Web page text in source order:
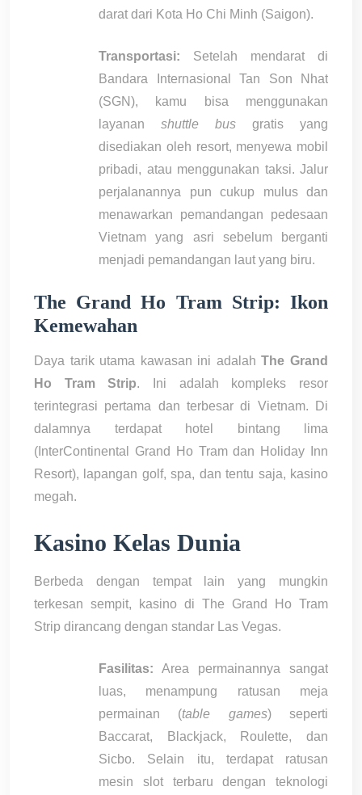
darat dari Kota Ho Chi Minh (Saigon).
Transportasi: Setelah mendarat di
Bandara Internasional Tan Son Nhat
(SGN), kamu bisa menggunakan
layanan shuttle bus gratis yang
disediakan oleh resort, menyewa mobil
pribadi, atau menggunakan taksi. Jalur
perjalanannya pun cukup mulus dan
menawarkan pemandangan pedesaan
Vietnam yang asri sebelum berganti
menjadi pemandangan laut yang biru.
The Grand Ho Tram Strip: Ikon
Kemewahan
Daya tarik utama kawasan ini adalahThe Grand
Ho Tram Strip. Ini adalah kompleks resor
terintegrasi pertama dan terbesar di Vietnam. Di
dalamnya terdapat hotel bintang lima
(InterContinental Grand Ho Tram dan Holiday Inn
Resort), lapangan golf, spa, dan tentu saja, kasino
megah.
Kasino Kelas Dunia
Berbeda dengan tempat lain yang mungkin
terkesan sempit, kasino di The Grand Ho Tram
Strip dirancang dengan standar Las Vegas.
Fasilitas: Area permainannya sangat
luas, menampung ratusan meja
permainan (table games) seperti
Baccarat, Blackjack, Roulette, dan
Sicbo. Selain itu, terdapat ratusan
mesin slot terbaru dengan teknologi